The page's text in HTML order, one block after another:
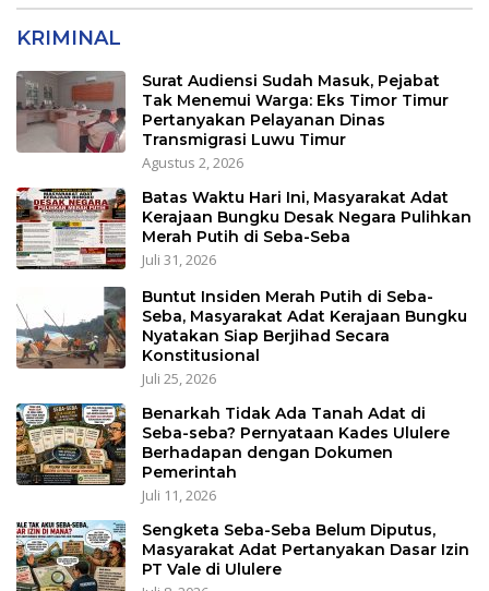
KRIMINAL
Surat Audiensi Sudah Masuk, Pejabat
Tak Menemui Warga: Eks Timor Timur
Pertanyakan Pelayanan Dinas
Transmigrasi Luwu Timur
Agustus 2, 2026
Batas Waktu Hari Ini, Masyarakat Adat
Kerajaan Bungku Desak Negara Pulihkan
Merah Putih di Seba-Seba
Juli 31, 2026
Buntut Insiden Merah Putih di Seba-
Seba, Masyarakat Adat Kerajaan Bungku
Nyatakan Siap Berjihad Secara
Konstitusional
Juli 25, 2026
Benarkah Tidak Ada Tanah Adat di
Seba-seba? Pernyataan Kades Ululere
Berhadapan dengan Dokumen
Pemerintah
Juli 11, 2026
Sengketa Seba-Seba Belum Diputus,
Masyarakat Adat Pertanyakan Dasar Izin
PT Vale di Ululere